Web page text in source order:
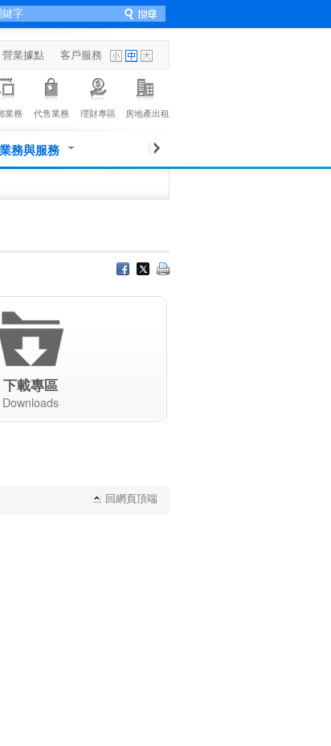
營業據點 客戶服務
業務 代售業務 理財專區 房地產出租
業務與服務
下載專區
Downloads
回網頁頂端